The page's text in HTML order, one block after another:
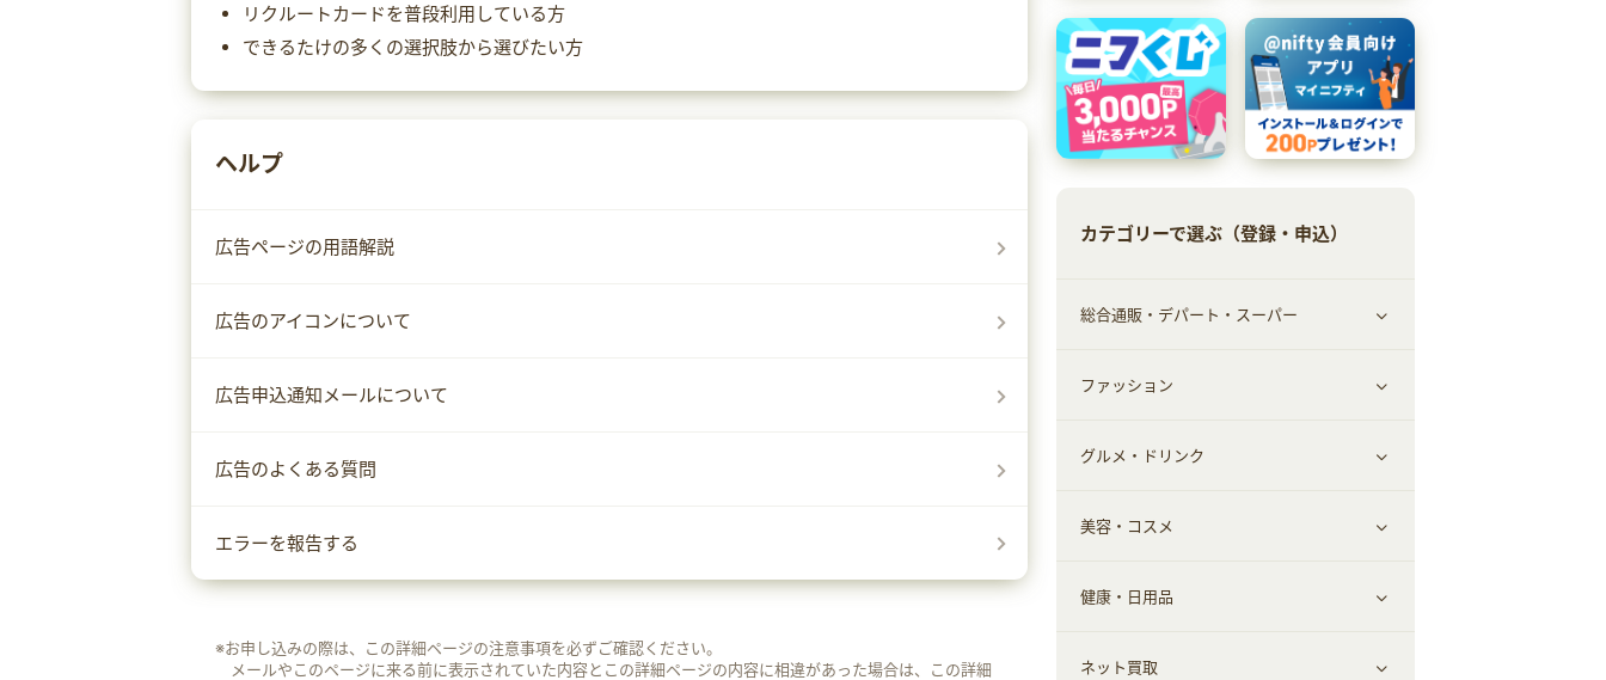
リクルートカードを普段利用している方
できるたけの多くの選択肢から選びたい方
ヘルプ
広告ページの用語解説
広告のアイコンについて
広告申込通知メールについて
広告のよくある質問
エラーを報告する
※お申し込みの際は、この詳細ページの注意事項を必ずご確認ください。
メールやこのページに来る前に表示されていた内容とこの詳細ページの内容に相違があった場合は、この詳細
カテゴリーで選ぶ（登録・申込）
総合通販・デパート・スーパー
すべて見る
総合通販
ファッション
すべて見る
ファッション
インナー・下着
スーツ・フォーマル
グルメ・ドリンク
すべて見る
グルメ
お酒
美容・コスメ
すべて見る
ヘアケア
健康・日用品
すべて見る
ネット買取